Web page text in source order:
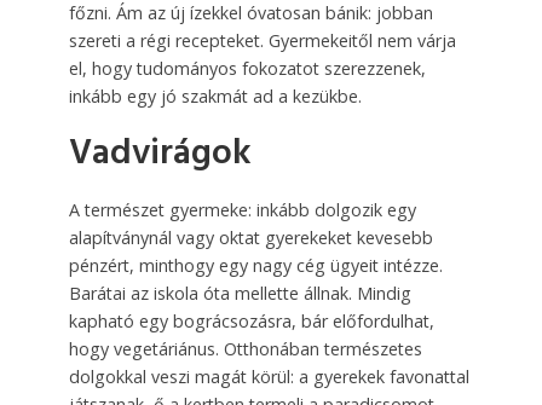
főzni. Ám az új ízekkel óvatosan bánik: jobban
szereti a régi recepteket. Gyermekeitől nem várja
el, hogy tudományos fokozatot szerezzenek,
inkább egy jó szakmát ad a kezükbe.
Vadvirágok
A természet gyermeke: inkább dolgozik egy
alapítványnál vagy oktat gyerekeket kevesebb
pénzért, minthogy egy nagy cég ügyeit intézze.
Barátai az iskola óta mellette állnak. Mindig
kapható egy bográcsozásra, bár előfordulhat,
hogy vegetáriánus. Otthonában természetes
dolgokkal veszi magát körül: a gyerekek favonattal